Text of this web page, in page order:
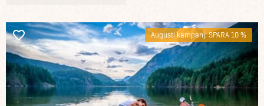
Augusti kampanj: SPARA 10 %